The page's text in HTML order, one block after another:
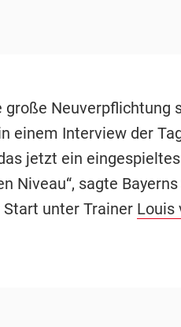
große Neuverpflichtung
einem Interview der
jetzt ein
Niveau“, sagte
unter Trainer Louis